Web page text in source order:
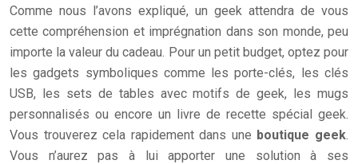
Comme nous l’avons expliqué, un geek attendra de vous
cette compréhension et imprégnation dans son monde, peu
importe la valeur du cadeau. Pour un petit budget, optez pour
les gadgets symboliques comme les porte-clés, les clés
USB, les sets de tables avec motifs de geek, les mugs
personnalisés ou encore un livre de recette spécial geek.
Vous trouverez cela rapidement dans une boutique geek.
Vous n’aurez pas à lui apporter une solution à ses